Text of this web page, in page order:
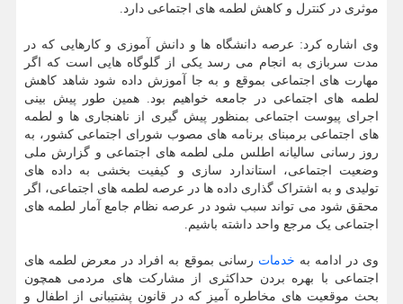
موثری در کنترل و کاهش لطمه های اجتماعی دارد.
وی اشاره کرد: عرصه دانشگاه ها و دانش آموزی و کارهایی که در
مدت سربازی به انجام می رسد یکی از گلوگاه هایی است که اگر
مهارت های اجتماعی بموقع و به جا آموزش داده شود شاهد کاهش
لطمه های اجتماعی در جامعه خواهیم بود. همین طور پیش بینی
اجرای پیوست اجتماعی بمنظور پیش گیری از ناهنجاری ها و لطمه
های اجتماعی برمبنای برنامه های مصوب شورای اجتماعی کشور، به
روز رسانی سالیانه اطلس ملی لطمه های اجتماعی و گزارش ملی
وضعیت اجتماعی، استاندارد سازی و کیفیت بخشی به داده های
تولیدی و به اشتراک گذاری داده ها در عرصه لطمه های اجتماعی، اگر
محقق شود می تواند سبب شود در عرصه نظام جامع آمار لطمه های
اجتماعی یک مرجع واحد داشته باشیم.
وی در ادامه به خدمات رسانی بموقع به افراد در معرض لطمه های
اجتماعی با بهره بردن حداکثری از مشارکت های مردمی همچون
بحث موقعیت های مخاطره آمیز که در قانون پشتیبانی از اطفال و